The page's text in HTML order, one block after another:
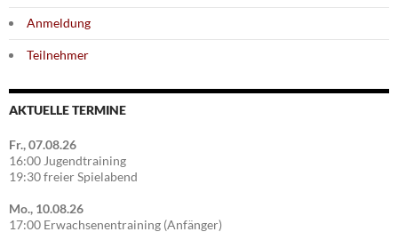
Anmeldung
Teilnehmer
AKTUELLE TERMINE
Fr., 07.08.26
16:00 Jugendtraining
19:30 freier Spielabend
Mo., 10.08.26
17:00 Erwachsenentraining (Anfänger)